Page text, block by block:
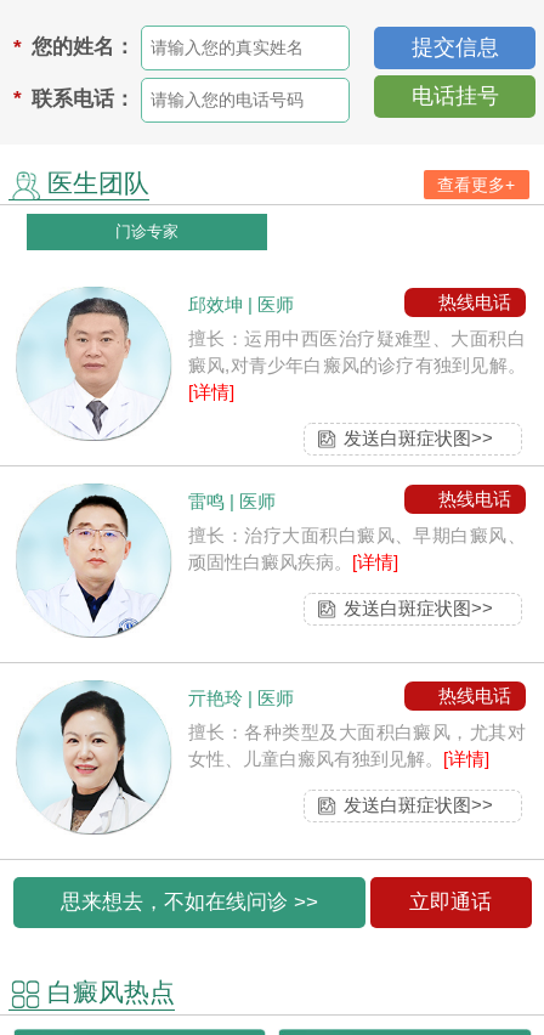
* 您的姓名：
* 联系电话： 电话挂号
医生团队 查看更多+
门诊专家
邱效坤 | 医师
热线电话
擅长：运用中西医治疗疑难型、大面积白
癜风,对青少年白瘢风的诊疗有独到见解。
[详情]
发送白斑症状图>>
雷鸣 | 医师
热线电话
擅长：治疗大面积白癜风、早期白癜风、
顽固性白癜风疾病。 [详情]
发送白斑症状图>>
亓艳玲 | 医师
热线电话
擅长：各种类型及大面积白癜风，尤其对
女性、儿童白瘢风有独到见解。 [详情]
发送白斑症状图>>
思来想去，不如在线问诊 >> 立即通话
白癜风热点